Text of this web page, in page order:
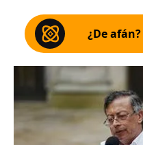
¿De afán?